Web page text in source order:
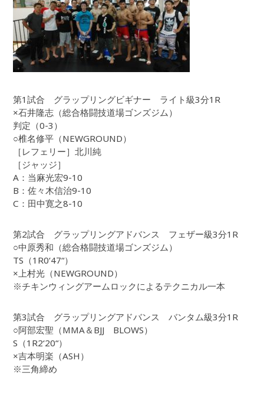
第1試合 グラップリングビギナー ライト級3分1R
×石井隆志（総合格闘技道場ゴンズジム）
判定（0-3）
○椎名修平（NEWGROUND）
［レフェリー］北川純
［ジャッジ］
A：当麻光宏9-10
B：佐々木信治9-10
C：田中寛之8-10
第2試合 グラップリングアドバンス フェザー級3分1R
○中原秀和（総合格闘技道場ゴンズジム）
TS（1R0‘47“）
×上村光（NEWGROUND）
※チキンウィングアームロックによるテクニカル一本
第3試合 グラップリングアドバンス バンタム級3分1R
○阿部宏聖（MMA＆BJJ BLOWS）
S（1R2‘20“）
×吉本明楽（ASH）
※三角締め